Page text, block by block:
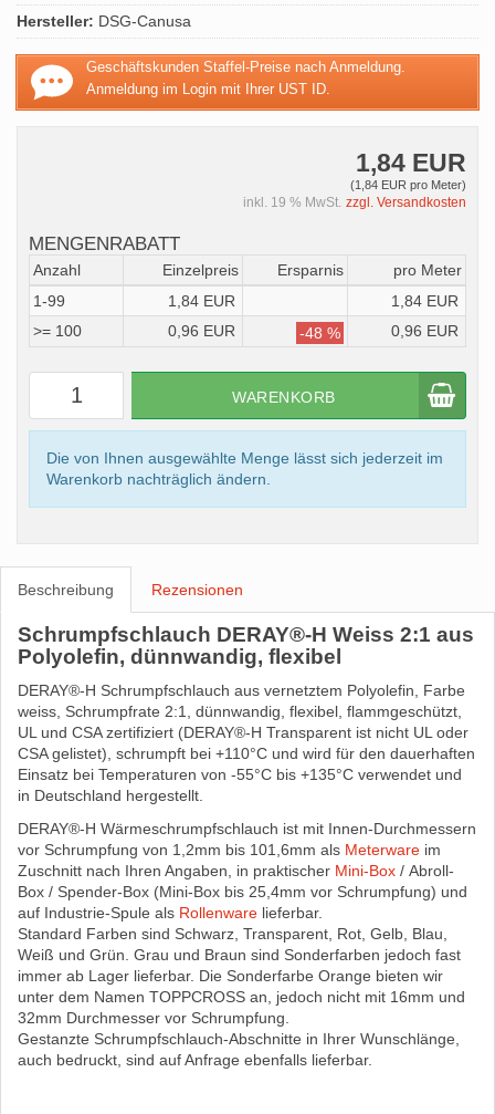
Hersteller: DSG-Canusa
Geschäftskunden Staffel-Preise nach Anmeldung.
Anmeldung im Login mit Ihrer UST ID.
1,84 EUR
(1,84 EUR pro Meter)
inkl. 19 % MwSt. zzgl. Versandkosten
MENGENRABATT
Anzahl Einzelpreis Ersparnis
pro Meter
1-99
1,84 EUR
1,84 EUR
>= 100
0,96 EUR -48 % 0,96 EUR
WARENKORB
Die von Ihnen ausgewählte Menge lässt sich jederzeit im
Warenkorb nachträglich ändern.
Beschreibung Rezensionen
Schrumpfschlauch DERAY®-H Weiss 2:1 aus
Polyolefin, dünnwandig, flexibel
DERAY®-H Schrumpfschlauch aus vernetztem Polyolefin, Farbe
weiss, Schrumpfrate 2:1, dünnwandig, flexibel, flammgeschützt,
UL und CSA zertifiziert (DERAY®-H Transparent ist nicht UL oder
CSA gelistet), schrumpft bei +110°C und wird für den dauerhaften
Einsatz bei Temperaturen von -55°C bis +135°C verwendet und
in Deutschland hergestellt.
DERAY®-H Wärmeschrumpfschlauch ist mit Innen-Durchmessern
vor Schrumpfung von 1,2mm bis 101,6mm als Meterware im
Zuschnitt nach Ihren Angaben, in praktischer Mini-Box / Abroll-
Box / Spender-Box (Mini-Box bis 25,4mm vor Schrumpfung) und
auf Industrie-Spule als Rollenware lieferbar.
Standard Farben sind Schwarz, Transparent, Rot, Gelb, Blau,
Weiß und Grün. Grau und Braun sind Sonderfarben jedoch fast
immer ab Lager lieferbar. Die Sonderfarbe Orange bieten wir
unter dem Namen TOPPCROSS an, jedoch nicht mit 16mm und
32mm Durchmesser vor Schrumpfung.
Gestanzte Schrumpfschlauch-Abschnitte in Ihrer Wunschlänge,
auch bedruckt, sind auf Anfrage ebenfalls lieferbar.